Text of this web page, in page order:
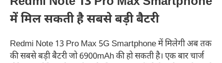
में मिल सकती है सबसे बड़ी बैटरी
Redmi Note 13 Pro Max 5G Smartphone में मिलेगी अब तक
की सबसे बड़ी बैटरी जो 6900mAh की हो सकती है। एक बार चार्ज